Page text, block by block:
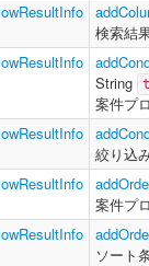
検索結
String
案件プ
絞り込
案件プ
ソート